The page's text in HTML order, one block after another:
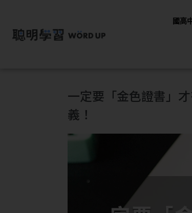
國高
一定要「金色證書」
義！